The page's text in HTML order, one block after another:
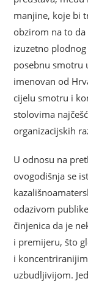
manjine, koje bi
obzirom na to
izuzetno
posebnu smotru
imenovan od
cijelu smotru i
stolovima
organizacijskih
U odnosu na
ovogodišnja se
odazivom
činjenica da je
i premijeru, što
i
uzbudljivijom.